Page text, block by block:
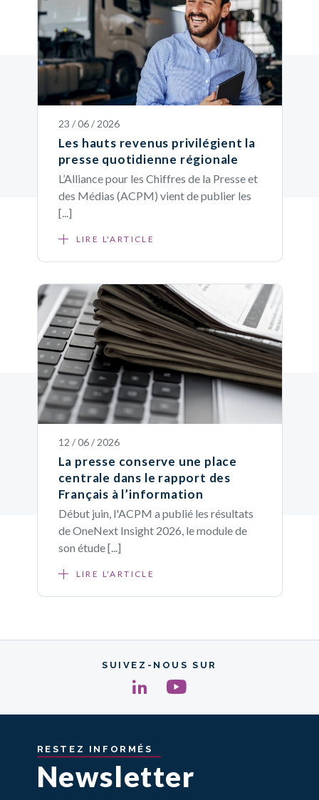
23 / 06 / 2026
Les hauts revenus privilégient la
presse quotidienne régionale
L’Alliance pour les Chiffres de la Presse et
des Médias (ACPM) vient de publier les
[...]
LIRE L'ARTICLE
12 / 06 / 2026
La presse conserve une place
centrale dans le rapport des
Français à l’information
Début juin, l'ACPM a publié les résultats
de OneNext Insight 2026, le module de
son étude [...]
LIRE L'ARTICLE
SUIVEZ-NOUS SUR
RESTEZ INFORMÉS
Newsletter